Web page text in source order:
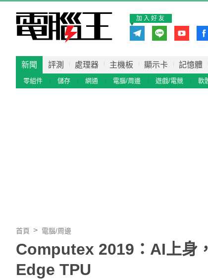
加入好友
新聞 評測 處理器 主機板 顯示卡 記憶體
零組件 儲存 網通 電腦/周邊 遊戲/電競 軟
首頁 電腦/周邊
Computex 2019：AI上身
Edge TPU